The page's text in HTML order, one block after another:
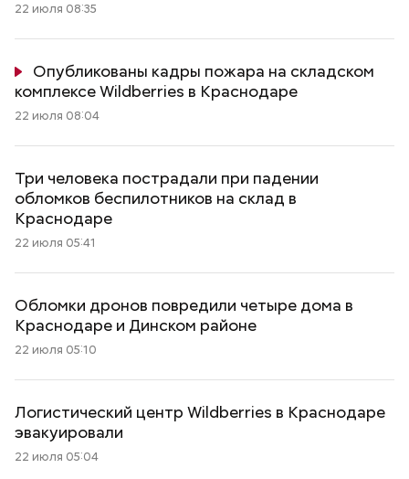
22 июля 08:35
Опубликованы кадры пожара на складском
комплексе Wildberries в Краснодаре
22 июля 08:04
Три человека пострадали при падении
обломков беспилотников на склад в
Краснодаре
22 июля 05:41
Обломки дронов повредили четыре дома в
Краснодаре и Динском районе
22 июля 05:10
Логистический центр Wildberries в Краснодаре
эвакуировали
22 июля 05:04